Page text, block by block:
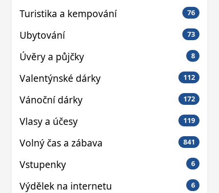
Turistika a kempování 76
Ubytování 73
Úvěry a půjčky 8
Valentýnské dárky 112
Vánoční dárky 172
Vlasy a účesy 119
Volný čas a zábava 841
Vstupenky 6
Výdělek na internetu 6